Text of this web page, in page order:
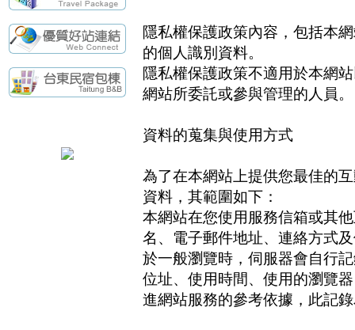
隱私權保護政策內容，包括本
的個人識別資料。
隱私權保護政策不適用於本網
網站所委託或參與管理的人員。
資料的蒐集與使用方式
為了在本網站上提供您最佳的
資料，其範圍如下：
本網站在您使用服務信箱或其
名、電子郵件地址、連絡方式
於一般瀏覽時，伺服器會自行
位址、使用時間、使用的瀏覽
進網站服務的參考依據，此記